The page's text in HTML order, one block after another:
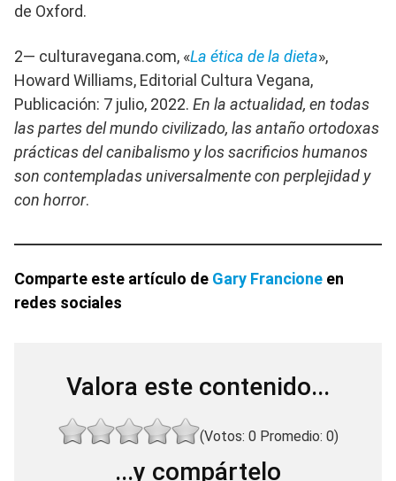
de Oxford.
2— culturavegana.com, «La ética de la dieta»,
Howard Williams, Editorial Cultura Vegana,
Publicación: 7 julio, 2022. En la actualidad, en todas
las partes del mundo civilizado, las antaño ortodoxas
prácticas del canibalismo y los sacrificios humanos
son contempladas universalmente con perplejidad y
con horror.
Comparte este artículo de Gary Francione en
redes sociales
Valora este contenido...
(Votos: 0Promedio: 0)
...y compártelo